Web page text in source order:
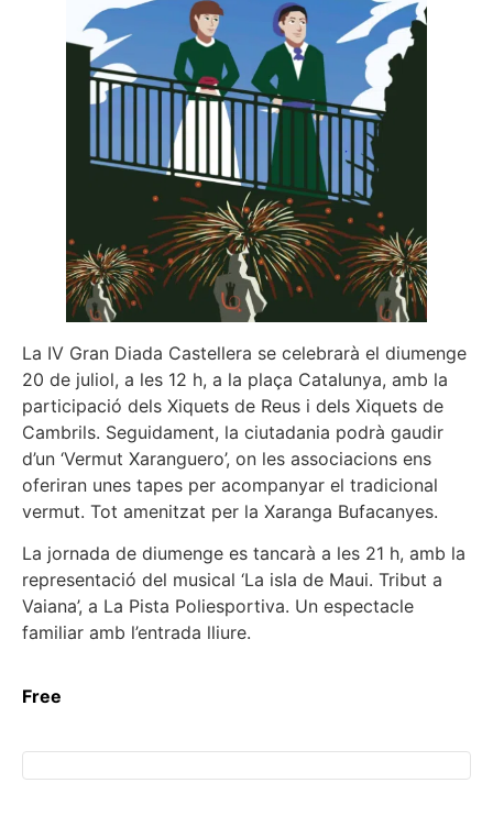
La IV Gran Diada Castellera se celebrarà el diumenge
20 de juliol, a les 12 h, a la plaça Catalunya, amb la
participació dels Xiquets de Reus i dels Xiquets de
Cambrils. Seguidament, la ciutadania podrà gaudir
d’un ‘Vermut Xaranguero’, on les associacions ens
oferiran unes tapes per acompanyar el tradicional
vermut. Tot amenitzat per la Xaranga Bufacanyes.
La jornada de diumenge es tancarà a les 21 h, amb la
representació del musical ‘La isla de Maui. Tribut a
Vaiana’, a La Pista Poliesportiva. Un espectacle
familiar amb l’entrada lliure.
Free